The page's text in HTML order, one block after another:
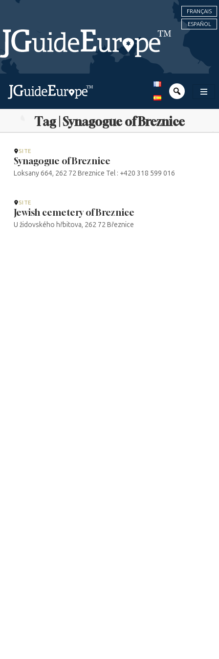
FRANÇAIS
ESPAÑOL
Tag | Synagogue of Breznice
SITE
Synagogue of Breznice
Loksany 664, 262 72 Breznice Tel : +420 318 599 016
SITE
Jewish cemetery of Breznice
U židovského hřbitova, 262 72 Březnice